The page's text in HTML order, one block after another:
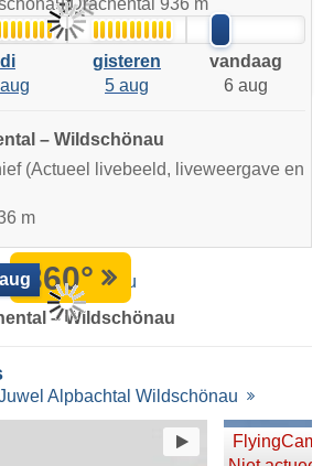
di
gisteren
5 aug
vandaag
6 aug
– Wildschönau
(Actueel livebeeld, liveweergave en
m
360°
– Wildschönau
Alpbachtal Wildschönau
FlyingCam